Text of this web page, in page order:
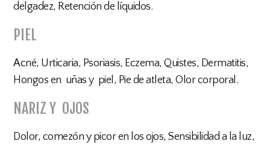
delgadez, Retención de líquidos.
PIEL
Acné, Urticaria, Psoriasis, Eczema, Quistes, Dermatitis,
Hongos en uñas y piel, Pie de atleta, Olor corporal.
NARIZ Y OJOS
Dolor, comezón y picor en los ojos, Sensibilidad a la luz,